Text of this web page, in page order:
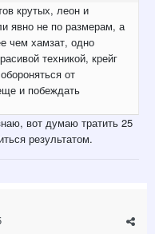
крутых, леон и
явно не по размерам, а
чем хамзат, одно
техникой, крейг
от
и побеждать
вот думаю тратить 25
результатом.